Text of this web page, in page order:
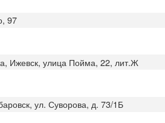
97
Ижевск, улица Пойма, 22, лит.Ж
ул. Суворова, д. 73/1Б